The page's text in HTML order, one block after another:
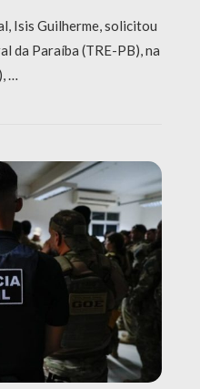
Isis Guilherme, solicitou
da Paraíba (TRE-PB), na
…